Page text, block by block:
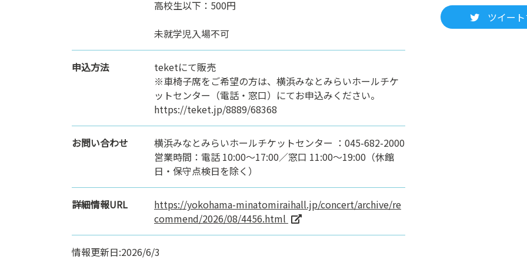
ツイー
高校生以下：500円
未就学児入場不可
申込方法
teketにて販売
※車椅子席をご希望の方は、横浜みなとみらいホールチケ
ットセンター（電話・窓口）にてお申込みください。
https://teket.jp/8889/68368
お問い合わせ
横浜みなとみらいホールチケットセンター ：045-682-2000
営業時間：電話 10:00～17:00／窓口 11:00～19:00（休館
日・保守点検日を除く）
詳細情報URL
https://yokohama-minatomiraihall.jp/concert/archive/re
commend/2026/08/4456.html
情報更新日:2026/6/3